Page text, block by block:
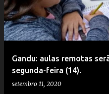
Gandu: aulas remotas
segunda-feira (14).
setembro 11, 2020